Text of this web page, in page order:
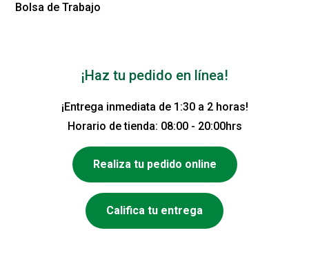
Bolsa de Trabajo
¡Haz tu pedido en línea!
¡Entrega inmediata de 1:30 a 2 horas!
Horario de tienda: 08:00 - 20:00hrs
Realiza tu pedido online
Califica tu entrega